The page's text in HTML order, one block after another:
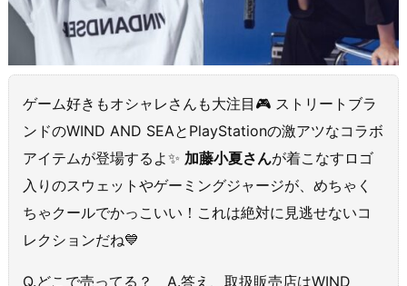
ゲーム好きもオシャレさんも大注目🎮 ストリートブラ
ンドのWIND AND SEAとPlayStationの激アツなコラボ
アイテムが登場するよ✨ 加藤小夏さんが着こなすロゴ
入りのスウェットやゲーミングジャージが、めちゃく
ちゃクールでかっこいい！これは絶対に見逃せないコ
レクションだね💙
Q.どこで売ってる？ A.答え、取扱販売店はWIND